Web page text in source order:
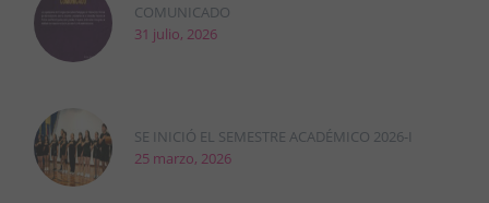
COMUNICADO
31 julio, 2026
SE INICIÓ EL SEMESTRE ACADÉMICO 2026-I
25 marzo, 2026